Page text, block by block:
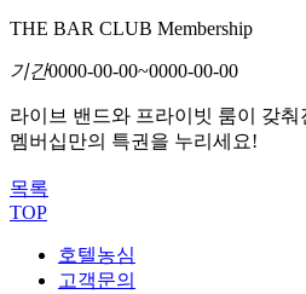
THE BAR CLUB Membership
기간0000-00-00~0000-00-00
라이브 밴드와 프라이빗 룸이 갖춰
멤버십만의 특권을 누리세요!
목록
TOP
호텔농심
고객문의